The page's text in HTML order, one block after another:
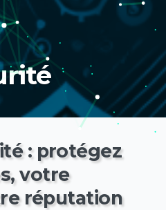
: protégez
votre
réputation